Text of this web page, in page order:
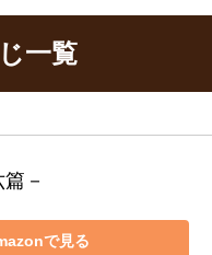
一覧
－
で見る